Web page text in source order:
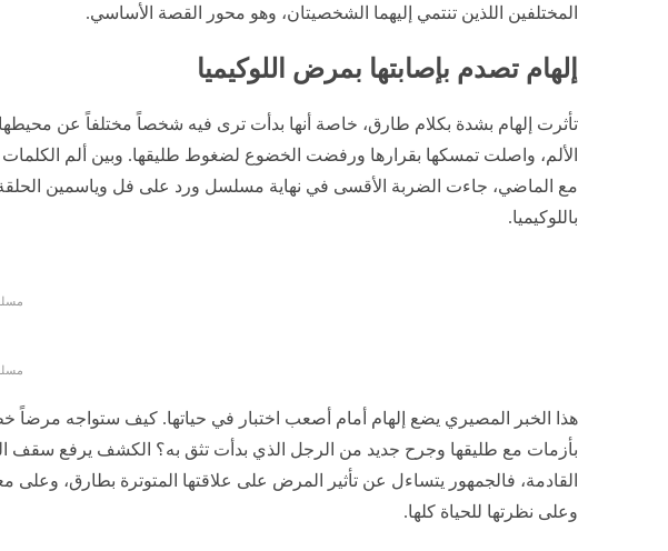
المختلفين اللذين تنتمي إليهما الشخصيتان، وهو محور القصة الأساسي.
إلهام تصدم بإصابتها بمرض اللوكيميا
تأثرت إلهام بشدة بكلام طارق، خاصة أنها بدأت ترى فيه شخصاً مختلفاً عن
الألم، واصلت تمسكها بقرارها ورفضت الخضوع لضغوط طليقها. وبين ألم
مع الماضي، جاءت الضربة الأقسى في نهاية مسلسل ورد على فل وياسمين الحلقة
باللوكيميا.
هذا الخبر المصيري يضع إلهام أمام أصعب اختبار في حياتها. كيف ستواجه مرضاً
بأزمات مع طليقها وجرح جديد من الرجل الذي بدأت تثق به؟ الكشف يرفع سقف
القادمة، فالجمهور يتساءل عن تأثير المرض على علاقتها المتوترة بطارق، وعلى
وعلى نظرتها للحياة كلها.